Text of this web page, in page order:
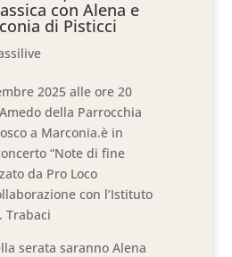
con Alena e
di Pisticci
2025 alle ore 20
della Parrocchia
a Marconia.è in
“Note di fine
da Pro Loco
con l’Istituto
Trabaci
serata saranno Alena